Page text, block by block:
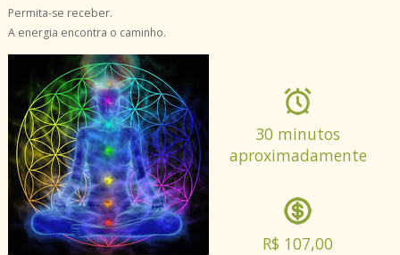
Permita-se receber.
A energia encontra o caminho.
30 minutos
aproximadamente
R$ 107,00